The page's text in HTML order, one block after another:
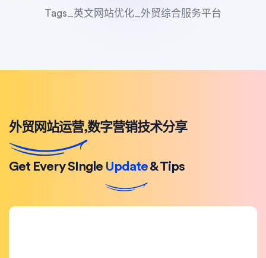
Tags_英文网站优化_外贸综合服务平台
外贸网站运营,数字营销技术分享
Get Every SIngle Update& Tips